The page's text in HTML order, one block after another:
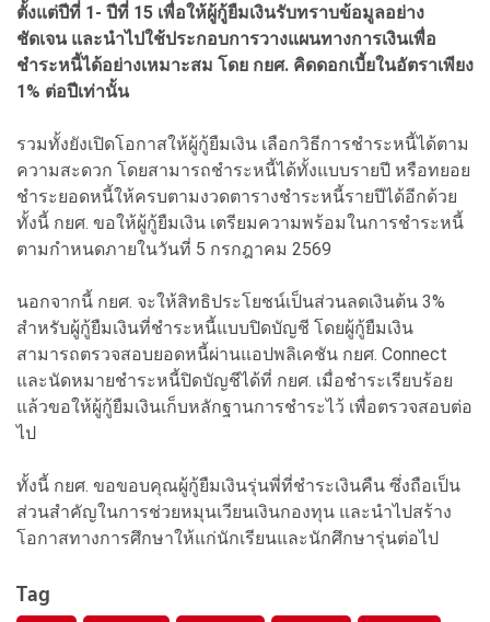
ตั้งแต่ปีที่ 1- ปีที่ 15 เพื่อให้ผู้กู้ยืมเงินรับทราบข้อมูลอย่าง
ชัดเจน และนำไปใช้ประกอบการวางแผนทางการเงินเพื่อ
ชำระหนี้ได้อย่างเหมาะสม โดย กยศ. คิดดอกเบี้ยในอัตราเพียง
1% ต่อปีเท่านั้น
รวมทั้งยังเปิดโอกาสให้ผู้กู้ยืมเงิน เลือกวิธีการชำระหนี้ได้ตาม
ความสะดวก โดยสามารถชำระหนี้ได้ทั้งแบบรายปี หรือทยอย
ชำระยอดหนี้ให้ครบตามงวดตารางชำระหนี้รายปีได้อีกด้วย
ทั้งนี้ กยศ. ขอให้ผู้กู้ยืมเงิน เตรียมความพร้อมในการชำระหนี้
ตามกำหนดภายในวันที่ 5 กรกฎาคม 2569
นอกจากนี้ กยศ. จะให้สิทธิประโยชน์เป็นส่วนลดเงินต้น 3%
สำหรับผู้กู้ยืมเงินที่ชำระหนี้แบบปิดบัญชี โดยผู้กู้ยืมเงิน
สามารถตรวจสอบยอดหนี้ผ่านแอปพลิเคชัน กยศ. Connect
และนัดหมายชำระหนี้ปิดบัญชีได้ที่ กยศ. เมื่อชำระเรียบร้อย
แล้วขอให้ผู้กู้ยืมเงินเก็บหลักฐานการชำระไว้ เพื่อตรวจสอบต่อ
ไป
ทั้งนี้ กยศ. ขอขอบคุณผู้กู้ยืมเงินรุ่นพี่ที่ชำระเงินคืน ซึ่งถือเป็น
ส่วนสำคัญในการช่วยหมุนเวียนเงินกองทุน และนำไปสร้าง
โอกาสทางการศึกษาให้แก่นักเรียนและนักศึกษารุ่นต่อไป
Tag